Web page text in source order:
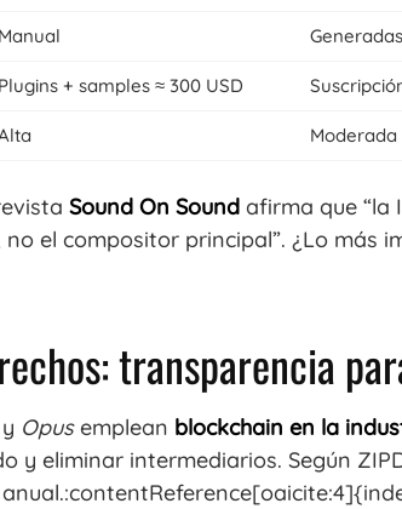
Manual
Plugins + samples ≈ 300 USD
Moderada
Sound On Sound afirma que “la
el compositor principal”. ¿Lo más
transparencia
Opusemplean blockchain en la
y eliminar intermediarios. Según